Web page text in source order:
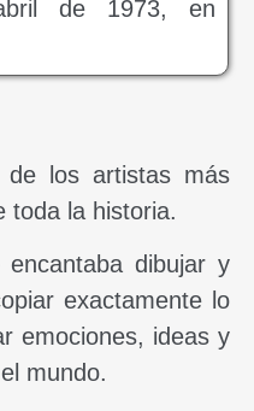
de 1973, en
de los artistas más
toda la historia.
dibujar y
exactamente lo
emociones, ideas y
mundo.